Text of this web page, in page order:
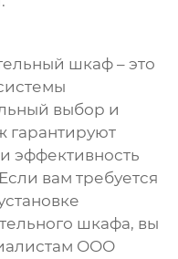
шкаф – это
выбор и
гарантируют
эффективность
вам требуется
шкафа, вы
ООО